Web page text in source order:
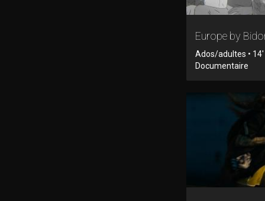
Europe by
Ados/adultes • 14'
Documentaire